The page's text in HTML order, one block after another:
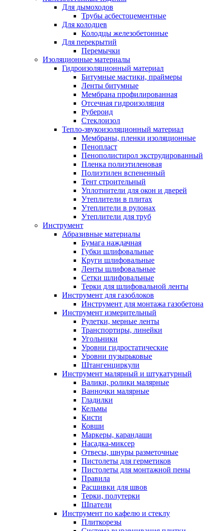
Для дымоходов
Трубы асбестоцементные
Для колодцев
Колодцы железобетонные
Для перекрытий
Перемычки
Изоляционные материалы
Гидроизоляционный материал
Битумные мастики, праймеры
Ленты битумные
Мембрана профилированная
Отсечная гидроизоляция
Рубероид
Стеклоизол
Тепло-звукоизоляционный материал
Мембраны, пленки изоляционные
Пенопласт
Пенополистирол экструдированный
Пленка полиэтиленовая
Полиэтилен вспененный
Тент строительный
Уплотнители для окон и дверей
Утеплители в плитах
Утеплители в рулонах
Утеплители для труб
Инструмент
Абразивные материалы
Бумага наждачная
Губки шлифовальные
Круги шлифовальные
Ленты шлифовальные
Сетки шлифовальные
Терки для шлифовальной ленты
Инструмент для газоблоков
Инструмент для монтажа газобетона
Инструмент измерительный
Рулетки, мерные ленты
Транспортиры, линейки
Угольники
Уровни гидростатические
Уровни пузырьковые
Штангенциркули
Инструмент малярный и штукатурный
Валики, ролики малярные
Ванночки малярные
Гладилки
Кельмы
Кисти
Ковши
Маркеры, карандаши
Насадка-миксер
Отвесы, шнуры разметочные
Пистолеты для герметиков
Пистолеты для монтажной пены
Правила
Расшивки для швов
Терки, полутерки
Шпатели
Инструмент по кафелю и стеклу
Плиткорезы